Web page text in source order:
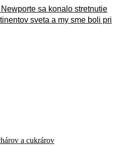
sa konalo stretnutie
sveta a my sme boli pri
a cukrárov